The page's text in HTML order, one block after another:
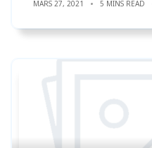
MARS 27, 2021 5 MINS READ